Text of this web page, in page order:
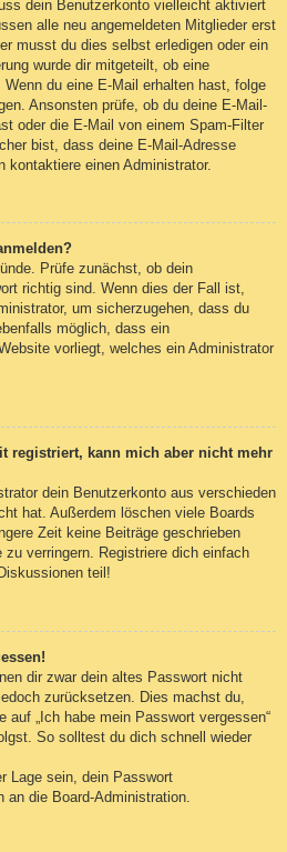
dein Benutzerkonto vielleicht aktiviert
alle neu angemeldeten Mitglieder erst
musst du dies selbst erledigen oder ein
wurde dir mitgeteilt, ob eine
du eine E-Mail erhalten hast, folge
Ansonsten prüfe, ob du deine E-Mail-
oder die E-Mail von einem Spam-Filter
bist, dass deine E-Mail-Adresse
kontaktiere einen Administrator.
Prüfe zunächst, ob dein
richtig sind. Wenn dies der Fall ist,
um sicherzugehen, dass du
möglich, dass ein
vorliegt, welches ein Administrator
registriert, kann mich aber nicht mehr
dein Benutzerkonto aus verschieden
hat. Außerdem löschen viele Boards
Zeit keine Beiträge geschrieben
zu verringern. Registriere dich einfach
teil!
dir zwar dein altes Passwort nicht
zurücksetzen. Dies machst du,
auf „Ich habe mein Passwort vergessen“
So solltest du dich schnell wieder
Lage sein, dein Passwort
an die Board-Administration.